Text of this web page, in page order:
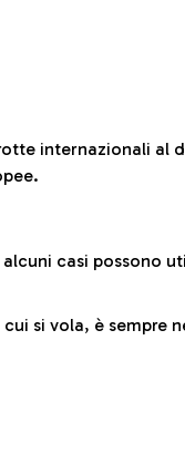
internazionali al
casi possono
si vola, è sempre